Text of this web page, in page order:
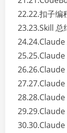
22.22.扣子编
23.23.Skill 总